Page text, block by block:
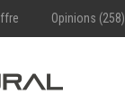
Opinions (258)